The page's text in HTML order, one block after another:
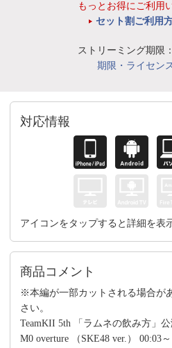
もっとお得にご利用
セット割ご利用
ストリーミング期限
期限・ライセン
対応情報
アイコンをタップすると詳細を表
商品コメント
※本編が一部カットされる場合が
さい。
TeamKII 5th 「ラムネの飲み方」
M0 overture （SKE48 ver.） 00:03～